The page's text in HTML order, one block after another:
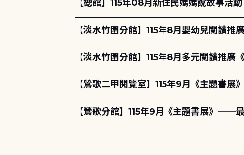
【總館】115年08月新住民媽媽說故事活
【淡水竹圍分館】115年8月嬰幼兒閱讀
【淡水竹圍分館】115年8月多元閱讀推
【鶯歌二甲閱覽室】115年9月《主題書
【鶯歌分館】115年9月《主題書展》──